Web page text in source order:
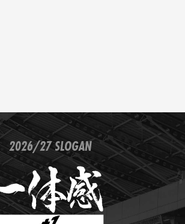
2026/27 SLOGAN